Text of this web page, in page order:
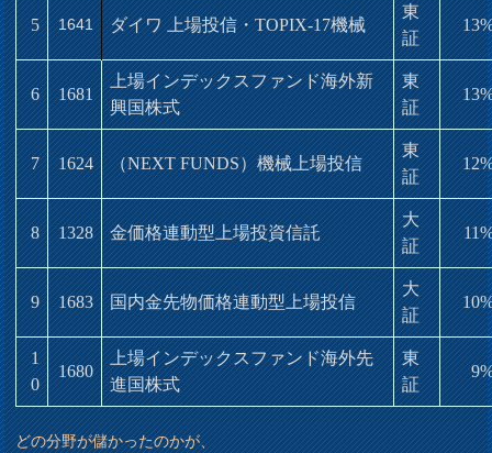
5 1641 ダイワ 上場投信・TOPIX-17機械
東
証
6 1681
上場インデックスファンド海外新
興国株式
東
証
7 1624 （NEXT FUNDS）機械上場投信
東
証
8 1328 金価格連動型上場投資信託
大
証
9 1683 国内金先物価格連動型上場投信
大
証
1
0
1680
上場インデックスファンド海外先
進国株式
東
証
どの分野が儲かったのかが、